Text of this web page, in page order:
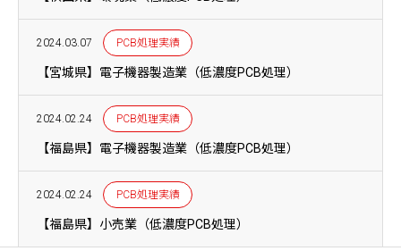
2024.03.07 PCB処理実績
【宮城県】電子機器製造業（低濃度PCB処理）
2024.02.24 PCB処理実績
【福島県】電子機器製造業（低濃度PCB処理）
2024.02.24 PCB処理実績
【福島県】小売業（低濃度PCB処理）